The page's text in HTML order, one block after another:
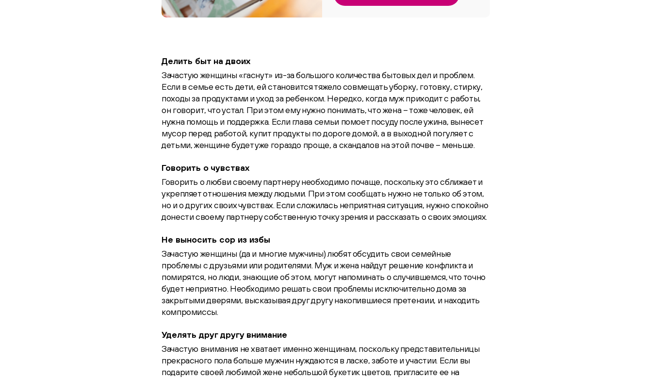
Делить быт на двоих
Зачастую женщины «гаснут» из-за большого количества бытовых дел и проблем.
Если в семье есть дети, ей становится тяжело совмещать уборку, готовку, стирку,
походы за продуктами и уход за ребенком. Нередко, когда муж приходит с работы,
он говорит, что устал. При этом ему нужно понимать, что жена – тоже человек, ей
нужна помощь и поддержка. Если глава семьи помоет посуду после ужина, вынесет
мусор перед работой, купит продукты по дороге домой, а в выходной погуляет с
детьми, женщине будет уже гораздо проще, а скандалов на этой почве – меньше.
Говорить о чувствах
Говорить о любви своему партнеру необходимо почаще, поскольку это сближает и
укрепляет отношения между людьми. При этом сообщать нужно не только об этом,
но и о других своих чувствах. Если сложилась неприятная ситуация, нужно спокойно
донести своему партнеру собственную точку зрения и рассказать о своих эмоциях.
Не выносить сор из избы
Зачастую женщины (да и многие мужчины) любят обсудить свои семейные
проблемы с друзьями или родителями. Муж и жена найдут решение конфликта и
помирятся, но люди, знающие об этом, могут напоминать о случившемся, что точно
будет неприятно. Необходимо решать свои проблемы исключительно дома за
закрытыми дверями, высказывая друг другу накопившиеся претензии, и находить
компромиссы.
Уделять друг другу внимание
Зачастую внимания не хватает именно женщинам, поскольку представительницы
прекрасного пола больше мужчин нуждаются в ласке, заботе и участии. Если вы
подарите своей любимой жене небольшой букетик цветов, пригласите ее на